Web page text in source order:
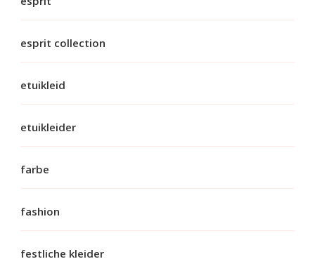
esprit collection
etuikleid
etuikleider
farbe
fashion
festliche kleider